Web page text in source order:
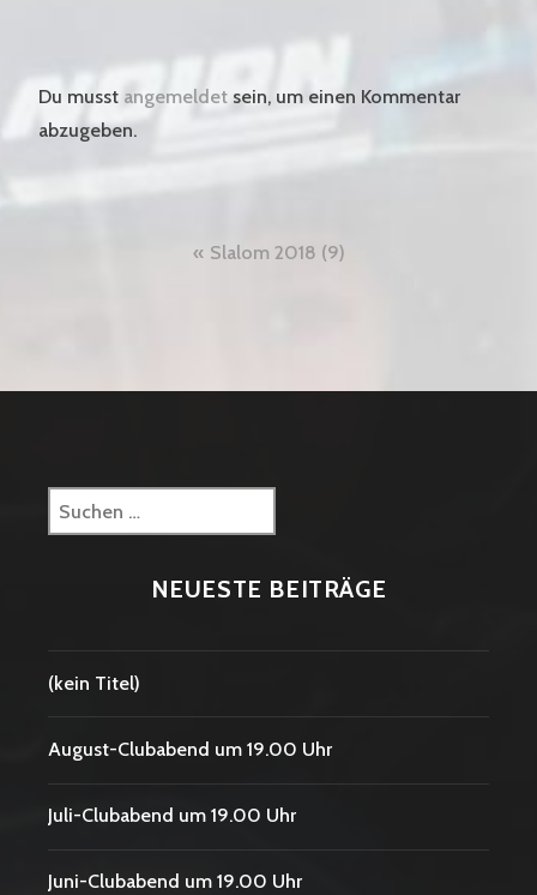
Du musst angemeldet sein, um einen Kommentar
abzugeben.
Beitragsnavigation
Slalom 2018 (9)
Suchen
nach:
NEUESTE BEITRÄGE
(kein Titel)
August-Clubabend um 19.00 Uhr
Juli-Clubabend um 19.00 Uhr
Juni-Clubabend um 19.00 Uhr